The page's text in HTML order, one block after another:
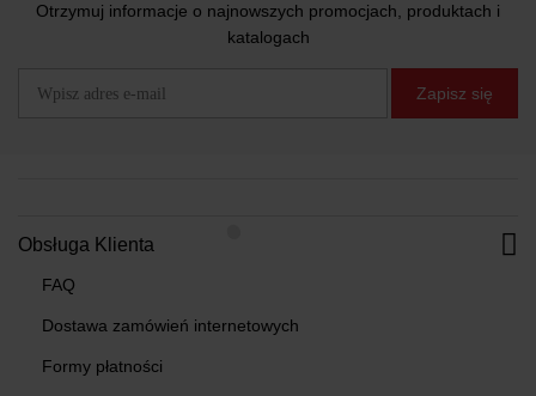
Otrzymuj informacje o najnowszych promocjach, produktach i
katalogach
Zapisz się
Obsługa Klienta
FAQ
Dostawa zamówień internetowych
Formy płatności